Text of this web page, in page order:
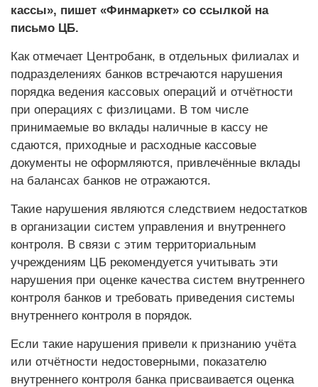
кассы», пишет «Финмаркет» со ссылкой на
письмо ЦБ.
Как отмечает Центробанк, в отдельных филиалах и
подразделениях банков встречаются нарушения
порядка ведения кассовых операций и отчётности
при операциях с физлицами. В том числе
принимаемые во вклады наличные в кассу не
сдаются, приходные и расходные кассовые
документы не оформляются, привлечённые вклады
на балансах банков не отражаются.
Такие нарушения являются следствием недостатков
в организации систем управления и внутреннего
контроля. В связи с этим территориальным
учреждениям ЦБ рекомендуется учитывать эти
нарушения при оценке качества систем внутреннего
контроля банков и требовать приведения системы
внутреннего контроля в порядок.
Если такие нарушения привели к признанию учёта
или отчётности недостоверными, показателю
внутреннего контроля банка присваивается оценка